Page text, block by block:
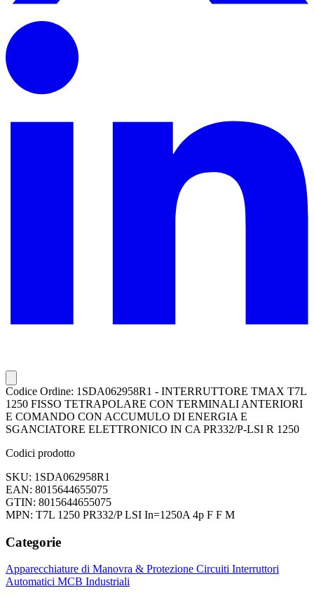
Codice Ordine: 1SDA062958R1 - INTERRUTTORE TMAX T7L
1250 FISSO TETRAPOLARE CON TERMINALI ANTERIORI
E COMANDO CON ACCUMULO DI ENERGIA E
SGANCIATORE ELETTRONICO IN CA PR332/P-LSI R 1250
Codici prodotto
SKU: 1SDA062958R1
EAN: 8015644655075
GTIN: 8015644655075
MPN: T7L 1250 PR332/P LSI In=1250A 4p F F M
Categorie
Apparecchiature di Manovra & Protezione Circuiti Interruttori
Automatici MCB Industriali